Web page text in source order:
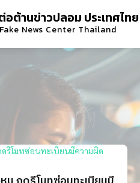
ต้านข่าวปลอม ประเทศไทย
News Center Thailand